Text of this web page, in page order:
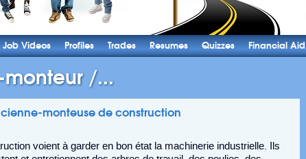
Job Videos Profiles Trades Resumes Quizzes Financial Aid
/...
monteuse de construction
voient à garder en bon état la machinerie industrielle. Ils